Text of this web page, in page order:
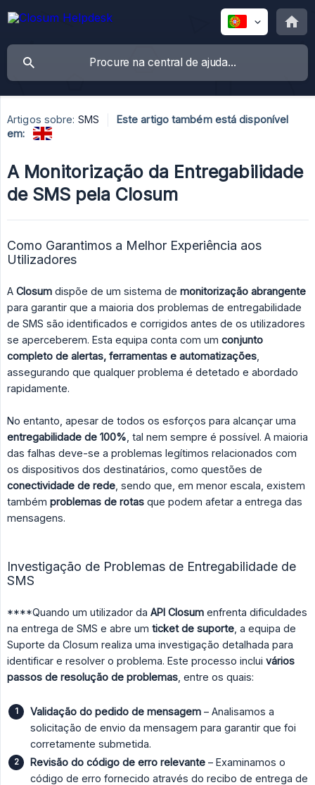
Artigos sobre: SMS
Este artigo também está disponível
em:
A Monitorização da Entregabilidade
de SMS pela Closum
Como Garantimos a Melhor Experiência aos
Utilizadores
A Closum dispõe de um sistema de monitorização abrangente
para garantir que a maioria dos problemas de entregabilidade
de SMS são identificados e corrigidos antes de os utilizadores
se aperceberem. Esta equipa conta com um conjunto
completo de alertas, ferramentas e automatizações
assegurando que qualquer problema é detetado e abordado
rapidamente.
No entanto, apesar de todos os esforços para alcançar uma
entregabilidade de 100% , tal nem sempre é possível. A maioria
das falhas deve-se a problemas legítimos relacionados com
os dispositivos dos destinatários, como questões de
conectividade de rede , sendo que, em menor escala, existem
também problemas de rotas que podem afetar a entrega das
mensagens.
Investigação de Problemas de Entregabilidade de
SMS
****Quando um utilizador da API Closum enfrenta dificuldades
na entrega de SMS e abre um ticket de suporte , a equipa de
Suporte da Closum realiza uma investigação detalhada para
identificar e resolver o problema. Este processo inclui vários
passos de resolução de problemas , entre os quais:
Validação do pedido de mensagem – Analisamos a
solicitação de envio da mensagem para garantir que foi
corretamente submetida.
Revisão do código de erro relevante – Examinamos o
código de erro fornecido através do recibo de entrega de